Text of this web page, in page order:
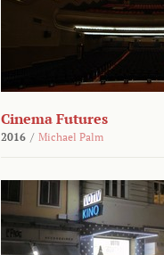
Cinema Futures
2016 / Michael Palm